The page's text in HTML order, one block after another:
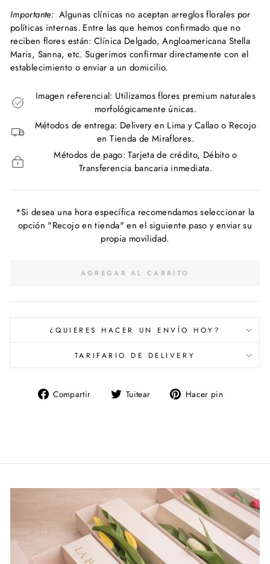
Importante: Algunas clínicas no aceptan arreglos florales por
políticas internas. Entre las que hemos confirmado que no
reciben flores están: Clínica Delgado, Angloamericana Stella
Maris, Sanna, etc. Sugerimos confirmar directamente con el
establecimiento o enviar a un domicilio.
Imagen referencial: Utilizamos flores premium naturales
morfológicamente únicas.
Métodos de entrega: Delivery en Lima y Callao o Recojo
en Tienda de Miraflores.
Métodos de pago: Tarjeta de crédito, Débito o
Transferencia bancaria inmediata.
*Si desea una hora específica recomendamos seleccionar la
opción "Recojo en tienda" en el siguiente paso y enviar su
propia movilidad.
AGREGAR AL CARRITO
¿QUIERES HACER UN ENVÍO HOY?
TARIFARIO DE DELIVERY
Compartir
CompartirTuitear
Tuitear Hacer pin